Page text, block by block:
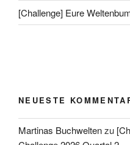
[Challenge] Eure
NEUESTE
Martinas Buchweltenzu